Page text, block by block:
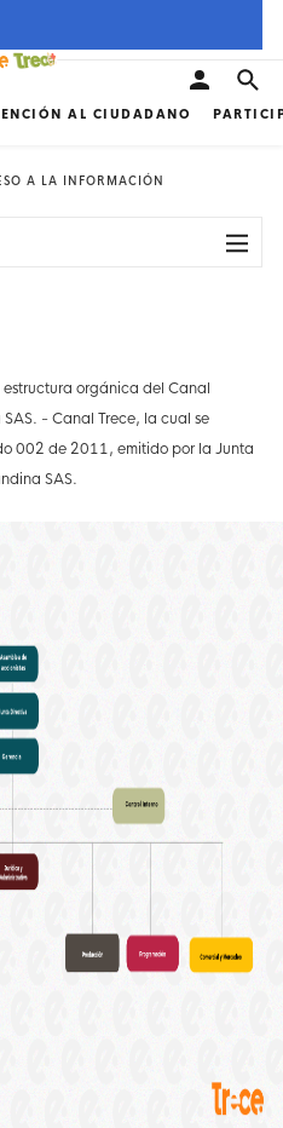
AL CIUDADANO
A LA INFORMACIÓN
orgánica del Canal
- Canal Trece, la cual se
002 de 2011, emitido por la Junta
SAS.